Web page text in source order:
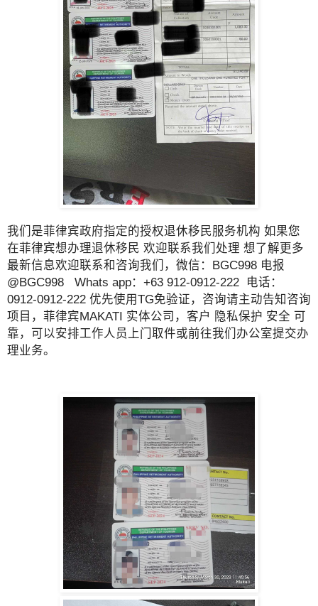
我们是菲律宾政府指定的授权退休移民服务机构 如果您
在菲律宾想办理退休移民 欢迎联系我们处理 想了解更多
最新信息欢迎联系和咨询我们，微信：BGC998 电报
@BGC998 Whats app：+63 912-0912-222 电话：
0912-0912-222 优先使用TG免验证，咨询请主动告知咨询
项目，菲律宾MAKATI 实体公司，客户 隐私保护 安全 可
靠，可以安排工作人员上门取件或前往我们办公室提交办
理业务。